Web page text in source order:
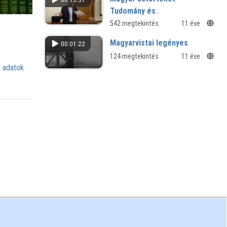
adatok
Tudomány és
hagyományőrzés c. könyv
542 megtekintés 11 éve
00:01:22 Magyarvistai legényes
124 megtekintés 11 éve